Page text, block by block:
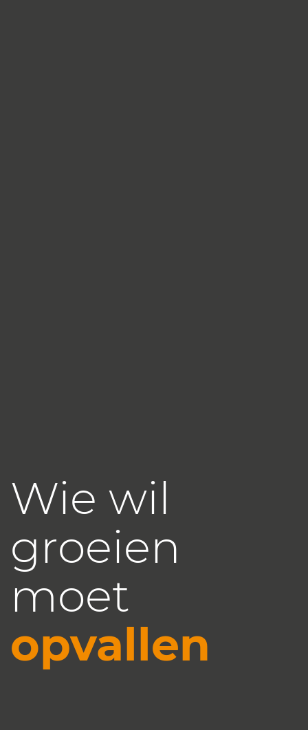
Wie wil
groeien
moet
opvallen